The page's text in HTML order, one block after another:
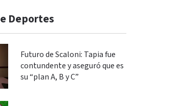
Deportes
Futuro de Scaloni: Tapia fue
contundente y aseguró que es
su “plan A, B y C”